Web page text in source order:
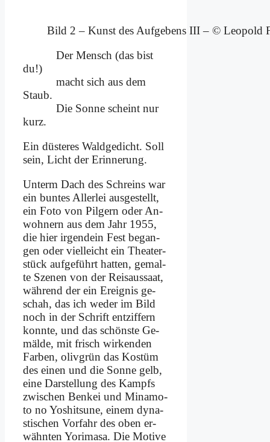
Bild 2 – Kunst des Auf­ge­bens III – © Leo­pold
Der Mensch (das bist
du!)
macht sich aus dem
Staub.
Die Son­ne scheint nur
kurz.
Ein dü­ste­res Wald­ge­dicht. Soll
sein, Licht der Er­in­ne­rung.
Un­term Dach des Schreins war
ein bun­tes Al­ler­lei aus­ge­stellt,
ein Fo­to von Pil­gern oder An­
woh­nern aus dem Jahr 1955,
die hier ir­gend­ein Fest be­gan­
gen oder viel­leicht ein Thea­ter­
stück auf­ge­führt hat­ten, ge­mal­
te Sze­nen von der Reis­aus­saat,
wäh­rend der ein Er­eig­nis ge­
schah, das ich we­der im Bild
noch in der Schrift ent­zif­fern
konn­te, und das schön­ste Ge­
mäl­de, mit frisch wir­ken­den
Far­ben, oliv­grün das Ko­stüm
des ei­nen und die Son­ne gelb,
ei­ne Dar­stel­lung des Kampfs
zwi­schen Benk­ei und Mi­na­mo­
to no Yo­shits­une, ei­nem dy­na­
sti­schen Vor­fahr des oben er­
wähn­ten Yor­i­ma­sa. Die Mo­ti­ve